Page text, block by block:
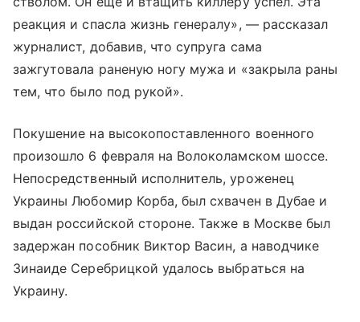
реакция и спасла жизнь генералу», — рассказал
журналист, добавив, что супруга сама
зажгутовала раненую ногу мужа и «закрыла раны
тем, что было под рукой».
Покушение на высокопоставленного военного
произошло 6 февраля на Волоколамском шоссе.
Непосредственный исполнитель, уроженец
Украины Любомир Корба, был схвачен в Дубае и
выдан российской стороне. Также в Москве был
задержан пособник Виктор Васин, а наводчике
Зинаиде Серебрицкой удалось выбраться на
Украину.